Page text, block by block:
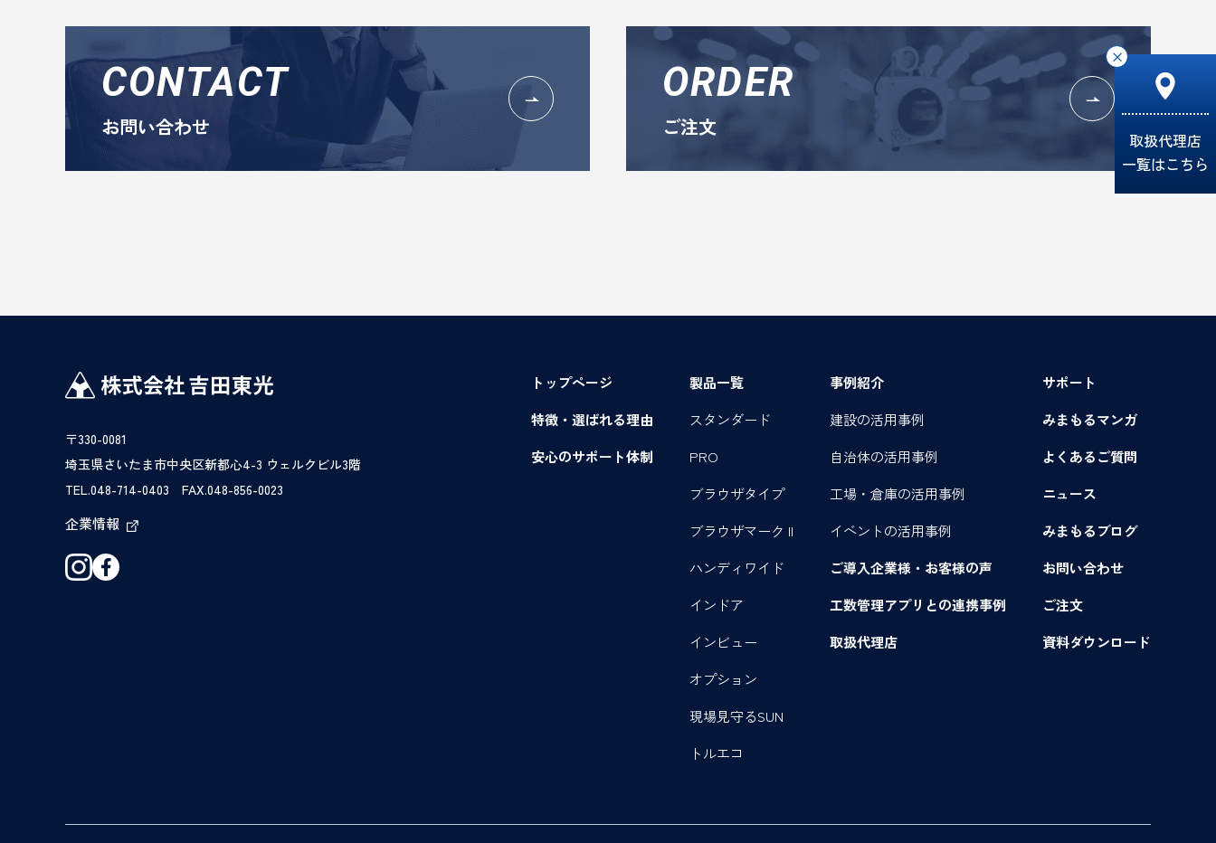
CONTACT
お問い合わせ
ORDER
ご注文
×
取扱代理店
一覧はこちら
〒330-0081
埼玉県さいたま市中央区新都心4-3 ウェルクビル3階
TEL.048-714-0403 FAX.048-856-0023
企業情報
トップページ
特徴・選ばれる理由
安心のサポート体制
製品一覧
スタンダード
PRO
ブラウザタイプ
ブラウザマーク II
ハンディワイド
インドア
インビュー
オプション
現場見守るSUN
トルエコ
事例紹介
建設の活用事例
自治体の活用事例
工場・倉庫の活用事例
イベントの活用事例
ご導入企業様・お客様の声
工数管理アプリとの連携事例
取扱代理店
サポート
みまもるマンガ
よくあるご質問
ニュース
みまもるブログ
お問い合わせ
ご注文
資料ダウンロード